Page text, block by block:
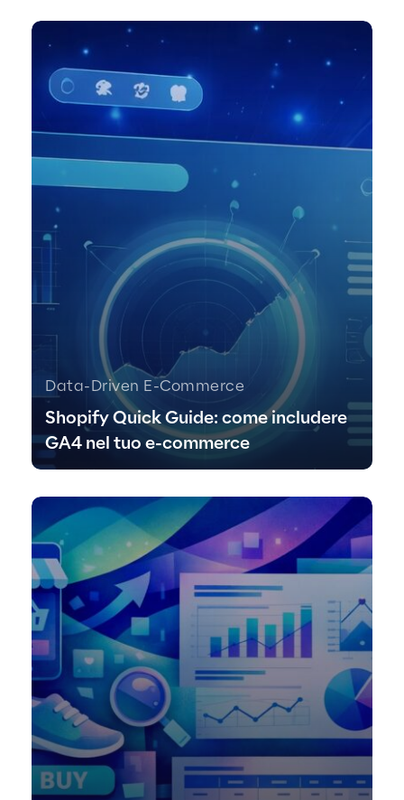
Data-Driven E-Commerce
Shopify Quick Guide: come includere
GA4 nel tuo e-commerce